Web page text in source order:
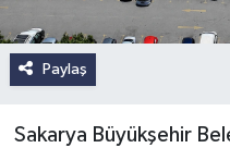
Paylaş
Sakarya Büyükşehir